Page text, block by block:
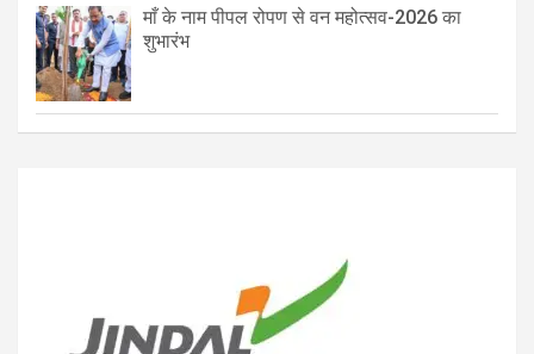
माँ के नाम पीपल रोपण से वन महोत्सव-2026 का
शुभारंभ